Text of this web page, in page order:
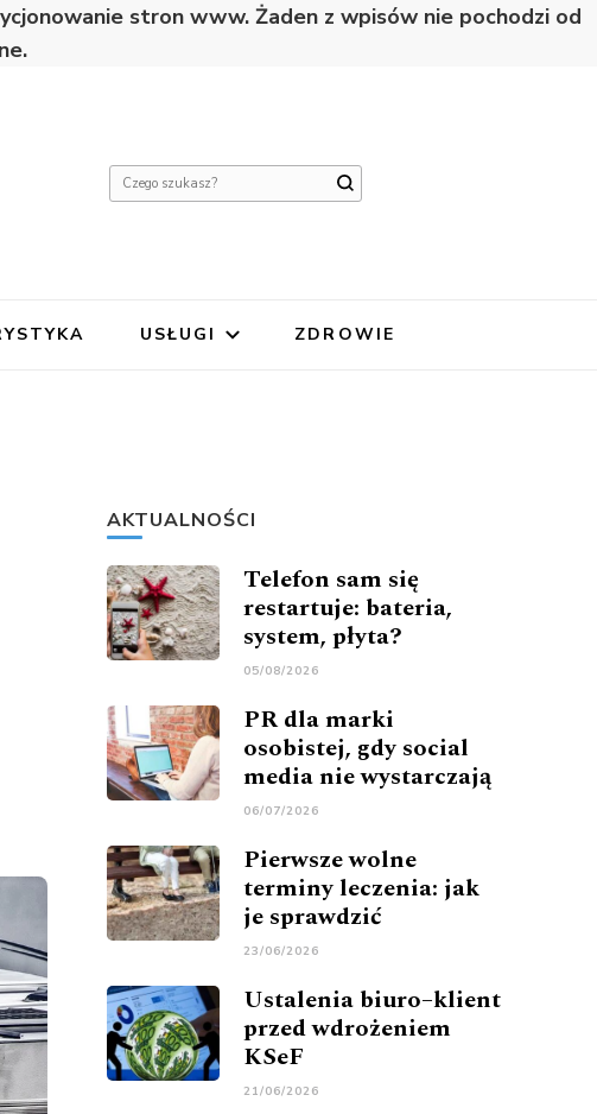
stron www. Żaden z wpisów nie pochodzi od
Szukasz
USŁUGI ZDROWIE
AKTUALNOŚCI
Telefon sam się
restartuje: bateria,
system, płyta?
05/08/2026
PR dla marki
osobistej, gdy social
media nie wystarczają
06/07/2026
Pierwsze wolne
terminy leczenia: jak
je sprawdzić
23/06/2026
Ustalenia biuro–klient
przed wdrożeniem
KSeF
21/06/2026